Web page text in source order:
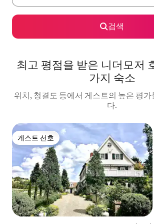
검색
최고 평점을 받은 니더모저
가지 숙소
위치, 청결도 등에서 게스트의 높은 평
다.
게스트 선호
게스트 선호